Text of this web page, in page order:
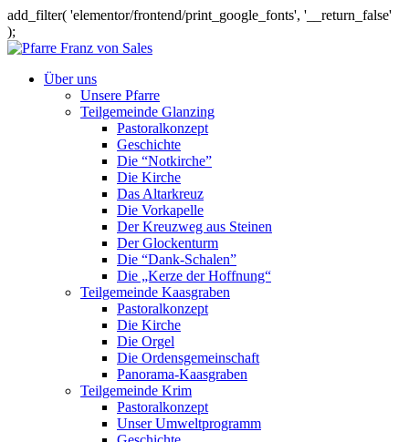
add_filter( 'elementor/frontend/print_google_fonts', '__return_false'
);
Über uns
Unsere Pfarre
Teilgemeinde Glanzing
Pastoralkonzept
Geschichte
Die “Notkirche”
Die Kirche
Das Altarkreuz
Die Vorkapelle
Der Kreuzweg aus Steinen
Der Glockenturm
Die “Dank-Schalen”
Die „Kerze der Hoffnung“
Teilgemeinde Kaasgraben
Pastoralkonzept
Die Kirche
Die Orgel
Die Ordensgemeinschaft
Panorama-Kaasgraben
Teilgemeinde Krim
Pastoralkonzept
Unser Umweltprogramm